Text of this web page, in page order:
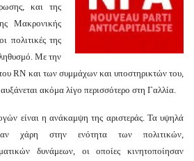
και της
Μακρονικής
πολιτικές της
Με την
RN και των συμμάχων και υποστηρικτών του,
ακόμα λίγο περισσότερο στη Γαλλία.
είναι η ανάκαμψη της αριστεράς. Τα υψηλά
χάρη στην ενότητα των πολιτικών,
δυνάμεων, οι οποίες κινητοποίησαν